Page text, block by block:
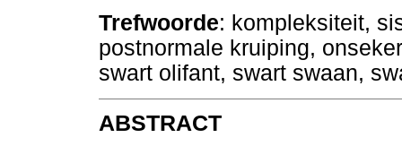
Trefwoorde: kompleksiteit,
postnormale kruiping,
swart olifant, swart swaan,
ABSTRACT